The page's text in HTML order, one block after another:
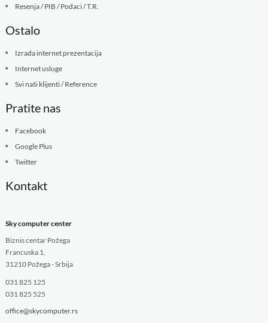
Resenja / PIB / Podaci / T.R.
Ostalo
Izrada internet prezentacija
Internet usluge
Svi naši klijenti / Reference
Pratite nas
Facebook
Google Plus
Twitter
Kontakt
Sky computer center
Biznis centar Požega
Francuska 1,
31210 Požega - Srbija
031 825 125
031 825 525
office@skycomputer.rs